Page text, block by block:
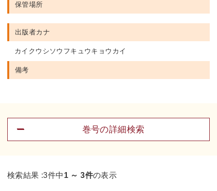
保管場所
出版者カナ
カイクウシソウフキュウキョウカイ
備考
巻号の詳細検索
検索結果 :3件中 1 ～ 3件の表示